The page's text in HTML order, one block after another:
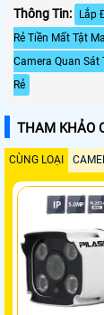
Thông Tin: Lắp
Rẻ Tiền Mất Tật
Camera Quan
Rẻ
THAM KHẢO
CÙNG LOẠI